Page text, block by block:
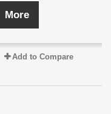
More
Add to Compare